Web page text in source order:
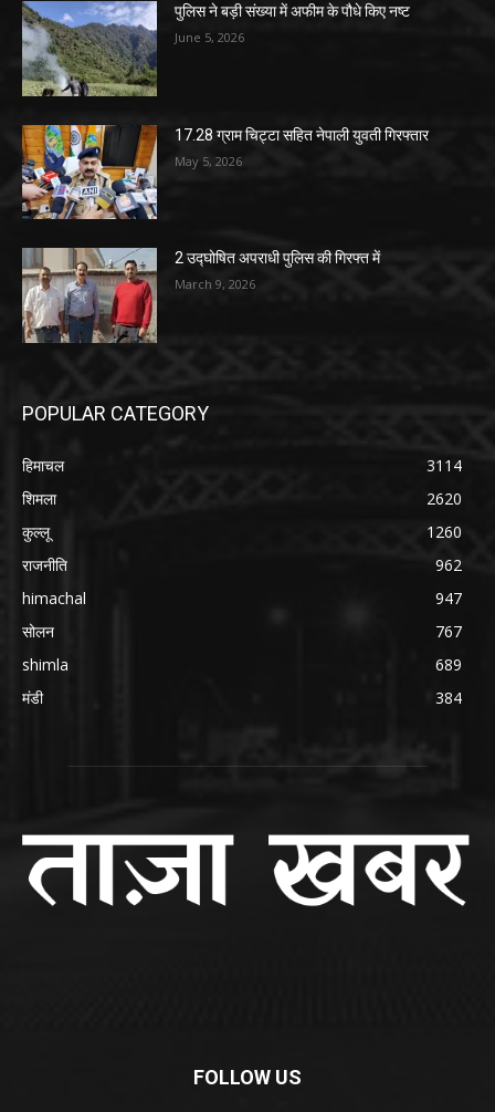
पुलिस ने बड़ी संख्या में अफीम के पौधे किए नष्ट
June 5, 2026
17.28 ग्राम चिट्टा सहित नेपाली युवती गिरफ्तार
May 5, 2026
2 उद्घोषित अपराधी पुलिस की गिरफ्त में
March 9, 2026
POPULAR CATEGORY
हिमाचल
3114
शिमला
2620
कुल्लू
1260
राजनीति
962
himachal
947
सोलन
767
shimla
689
मंडी
384
FOLLOW US